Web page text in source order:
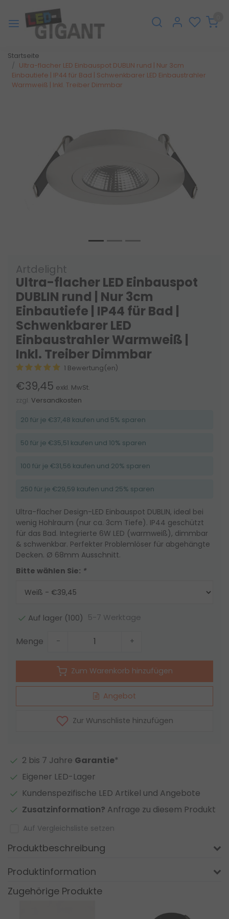
Startseite
Ultra-flacher LED Einbauspot DUBLIN rund | Nur 3cm
Einbautiefe | IP44 für Bad | Schwenkbarer LED Einbaustrahler
Warmweiß | Inkl. Treiber Dimmbar
Zurück
Artdelight
Ultra-flacher LED Einbauspot
DUBLIN rund | Nur 3cm
Einbautiefe | IP44 für Bad |
Schwenkbarer LED
Einbaustrahler Warmweiß |
Inkl. Treiber Dimmbar
1 Bewertung(en)
€39,45 exkl. MwSt.
zzgl. Versandkosten
20 für je €37,48 kaufen und 5% sparen
50 für je €35,51 kaufen und 10% sparen
100 für je €31,56 kaufen und 20% sparen
250 für je €29,59 kaufen und 25% sparen
Ultra-flacher Design-LED Einbauspot DUBLIN, ideal bei
wenig Hohlraum (nur ca. 3cm Tiefe). IP44 geschützt
für das Bad. Integrierte 6W LED (warmweiß), dimmbar
& schwenkbar. Perfekter Problemlöser für abgehängte
Decken. Ø 68mm Ausschnitt.
Bitte wählen Sie: *
Auf lager (100) 5-7 Werktage
Menge - +
Zum Warenkorb hinzufügen
Angebot
Zur Wunschliste hinzufügen
2 bis 7 Jahre Garantie*
Eigener LED-Lager
Kundenspezifische LED Artikel und Angebote
Zusatzinformation? Anfrage zu diesem Produkt
Auf Vergleichsliste setzen
Produktbeschreibung
Produktinformation
Zugehörige Produkte